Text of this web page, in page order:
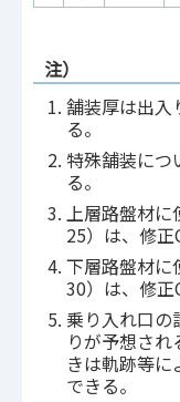
注）
舗装厚は出入
る。
特殊舗装につ
る。
上層路盤材に
25）は、修正
下層路盤材に
30）は、修正
乗り入れ口の
りが予想さ
きは軌跡等
できる。